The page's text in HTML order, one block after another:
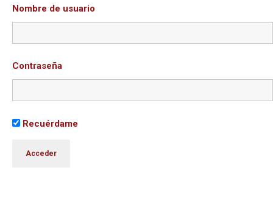
Nombre de usuario
Contraseña
Recuérdame